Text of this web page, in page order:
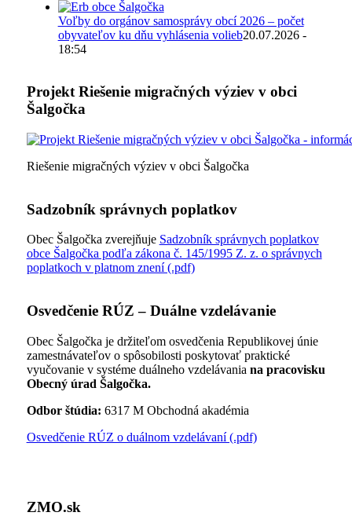
Voľby do orgánov samosprávy obcí 2026 – počet
obyvateľov ku dňu vyhlásenia volieb20.07.2026 -
18:54
Projekt Riešenie migračných výziev v obci
Šalgočka
Riešenie migračných výziev v obci Šalgočka
Sadzobník správnych poplatkov
Obec Šalgočka zverejňuje Sadzobník správnych poplatkov
obce Šalgočka podľa zákona č. 145/1995 Z. z. o správnych
poplatkoch v platnom znení (.pdf)
Osvedčenie RÚZ – Duálne vzdelávanie
Obec Šalgočka je držiteľom osvedčenia Republikovej únie
zamestnávateľov o spôsobilosti poskytovať praktické
vyučovanie v systéme duálneho vzdelávania na pracovisku
Obecný úrad Šalgočka.
Odbor štúdia: 6317 M Obchodná akadémia
Osvedčenie RÚZ o duálnom vzdelávaní (.pdf)
ZMO.sk